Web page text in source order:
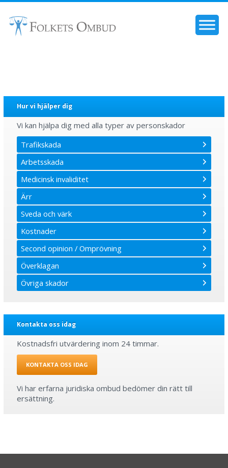
Hur vi hjälper dig
Vi kan hjälpa dig med alla typer av personskador
Trafikskada
Arbetsskada
Medicinsk invaliditet
Ärr
Sveda och värk
Kostnader
Second opinion / Omprövning
Överklagan
Övriga skador
Kontakta oss idag
Kostnadsfri utvärdering inom 24 timmar.
KONTAKTA OSS IDAG
Vi har erfarna juridiska ombud bedömer din rätt till
ersättning.